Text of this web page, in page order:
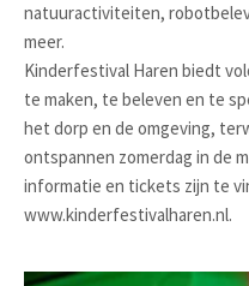
natuuractiviteiten,
meer.
Kinderfestival Haren biedt
te maken, te beleven en te
het dorp en de omgeving,
ontspannen zomerdag in de
informatie en tickets zijn te
www.kinderfestivalharen.nl.